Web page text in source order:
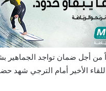
من أجل ضمان تواجد
أمام الترجي شهد حضور 10 آلاف مشجع